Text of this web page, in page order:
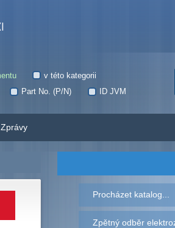
v této kategorii
Part No. (P/N) ID JVM
Zprávy
Procházet katalog...
Zpětný odběr